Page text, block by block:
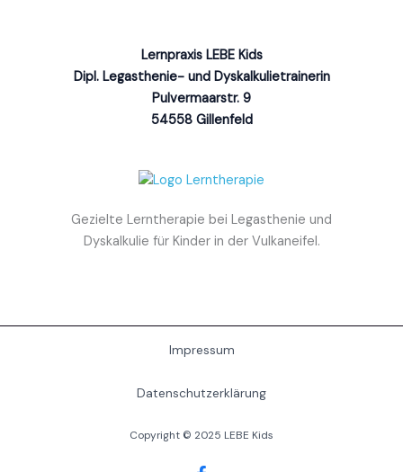
Lernpraxis LEBE Kids
Dipl. Legasthenie- und Dyskalkulietrainerin
Pulvermaarstr. 9
54558 Gillenfeld
Gezielte Lerntherapie bei Legasthenie und
Dyskalkulie für Kinder in der Vulkaneifel.
Impressum
Datenschutzerklärung
Copyright © 2025 LEBE Kids